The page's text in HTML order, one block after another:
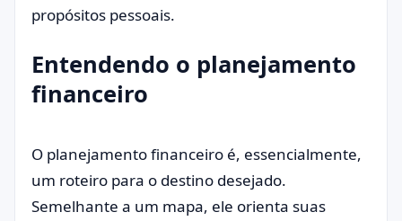
propósitos pessoais.
Entendendo o planejamento
financeiro
O planejamento financeiro é, essencialmente,
um roteiro para o destino desejado.
Semelhante a um mapa, ele orienta suas